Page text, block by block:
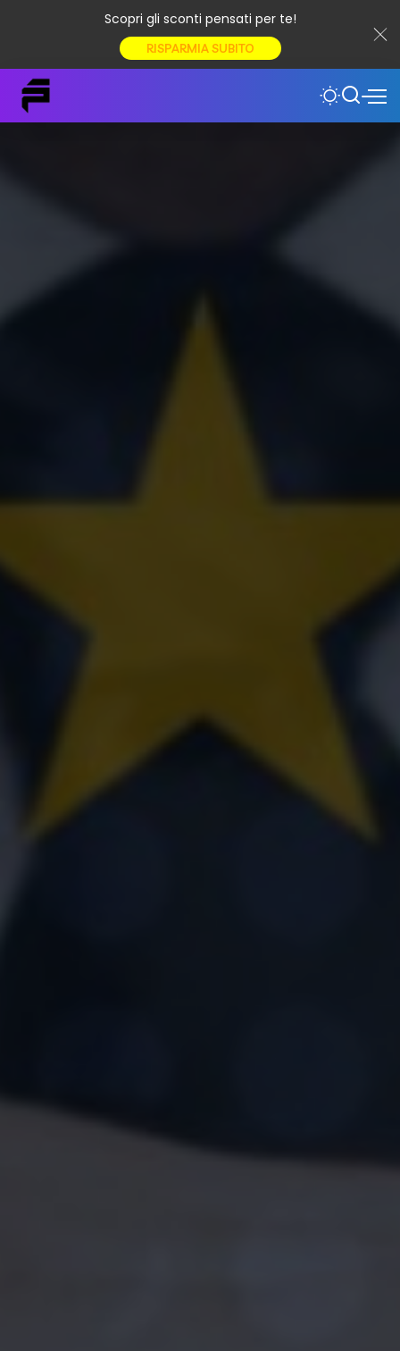
Scopri gli sconti pensati per te!
RISPARMIA SUBITO